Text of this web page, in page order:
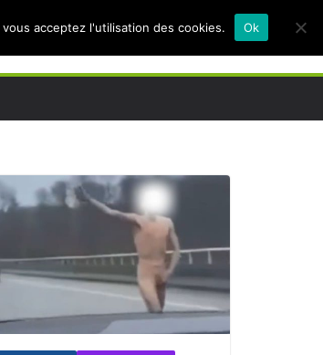
acceptez l'utilisation des cookies. Ok